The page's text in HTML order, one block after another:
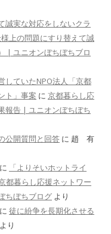
誠実な対応をしないクラ
上の問題にすり替えて誠
| ユニオンぼちぼちブロ
していたNPO法人「京都
ト」事案 に 京都暮らし応
報告 | ユニオンぼちぼち
公開質問と回答 に 趙 有
に
「よりそいホットライ
都暮らし応援ネットワー
ちぼちブログ より
に 徒に紛争を長期化させる
より